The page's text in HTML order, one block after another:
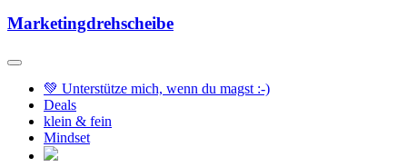
Marketingdrehscheibe
💚 Unterstütze mich, wenn du magst :-)
Deals
klein & fein
Mindset